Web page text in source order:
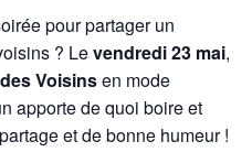
pour partager un
? Levendredi 23 mai,
Voisinsen mode
apporte de quoi boire et
et de bonne humeur !